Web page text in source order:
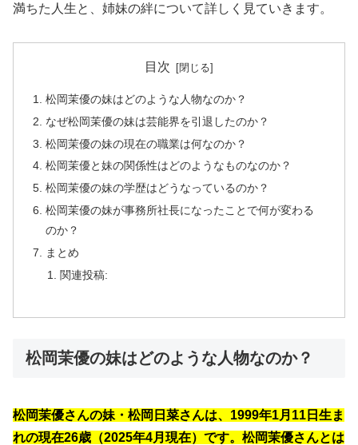
満ちた人生と、姉妹の絆について詳しく見ていきます。
目次
松岡茉優の妹はどのような人物なのか？
なぜ松岡茉優の妹は芸能界を引退したのか？
松岡茉優の妹の現在の職業は何なのか？
松岡茉優と妹の関係性はどのようなものなのか？
松岡茉優の妹の学歴はどうなっているのか？
松岡茉優の妹が事務所社長になったことで何が変わる
のか？
まとめ
関連投稿:
松岡茉優の妹はどのような人物なのか？
松岡茉優さんの妹・松岡日菜さんは、1999年1月11日生ま
れの現在26歳（2025年4月現在）です。松岡茉優さんとは